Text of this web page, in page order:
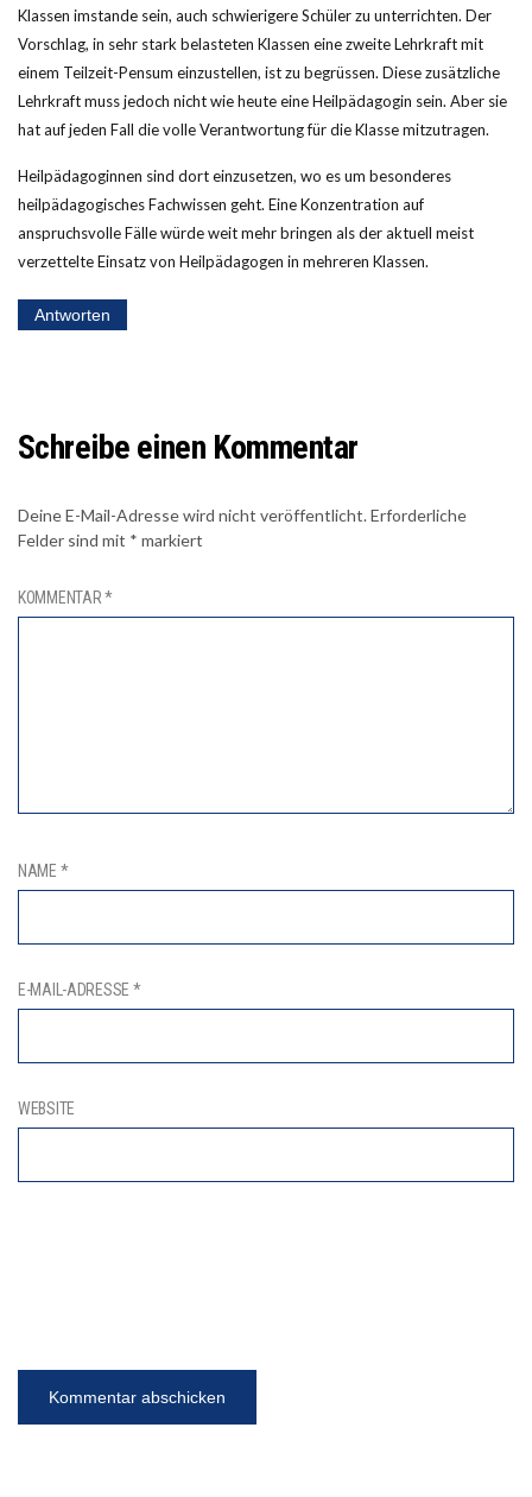
Klassen imstande sein, auch schwierigere Schüler zu unterrichten. Der
Vorschlag, in sehr stark belasteten Klassen eine zweite Lehrkraft mit
einem Teilzeit-Pensum einzustellen, ist zu begrüssen. Diese zusätzliche
Lehrkraft muss jedoch nicht wie heute eine Heilpädagogin sein. Aber sie
hat auf jeden Fall die volle Verantwortung für die Klasse mitzutragen.
Heilpädagoginnen sind dort einzusetzen, wo es um besonderes
heilpädagogisches Fachwissen geht. Eine Konzentration auf
anspruchsvolle Fälle würde weit mehr bringen als der aktuell meist
verzettelte Einsatz von Heilpädagogen in mehreren Klassen.
Antworten
Schreibe einen Kommentar
Deine E-Mail-Adresse wird nicht veröffentlicht.Erforderliche
Felder sind mit * markiert
KOMMENTAR*
NAME *
E-MAIL-ADRESSE *
WEBSITE